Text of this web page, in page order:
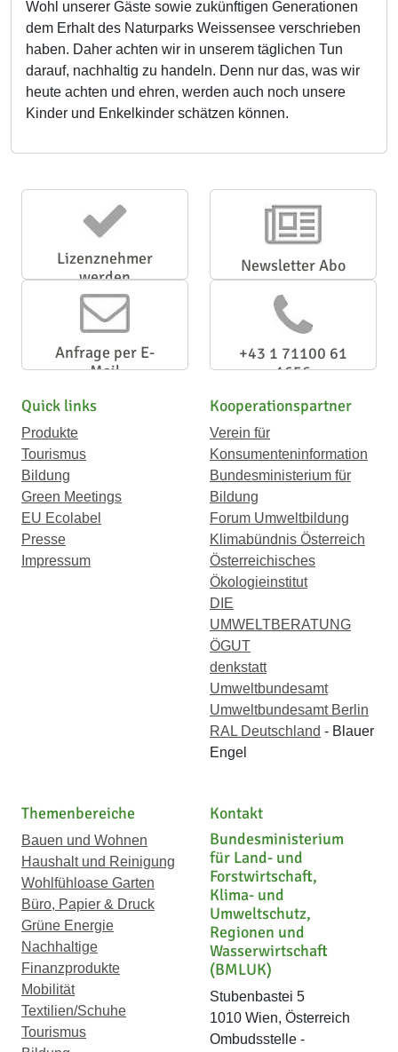
Wohl unserer Gäste sowie zukünftigen Generationen
dem Erhalt des Naturparks Weissensee verschrieben
haben. Daher achten wir in unserem täglichen Tun
darauf, nachhaltig zu handeln. Denn nur das, was wir
heute achten und ehren, werden auch noch unsere
Kinder und Enkelkinder schätzen können.
Lizenznehmer
werden
Newsletter Abo
Anfrage per E-
Mail
+43 1 71100 61
1656
Quick links
Produkte
Tourismus
Bildung
Green Meetings
EU Ecolabel
Presse
Impressum
Kooperationspartner
Verein für
Konsumenteninformation
Bundesministerium für
Bildung
Forum Umweltbildung
Klimabündnis Österreich
Österreichisches
Ökologieinstitut
DIE
UMWELTBERATUNG
ÖGUT
denkstatt
Umweltbundesamt
Umweltbundesamt Berlin
RAL Deutschland - Blauer
Engel
Themenbereiche
Bauen und Wohnen
Haushalt und Reinigung
Wohlfühloase Garten
Büro, Papier & Druck
Grüne Energie
Nachhaltige
Finanzprodukte
Mobilität
Textilien/Schuhe
Tourismus
Kontakt
Bundesministerium
für Land- und
Forstwirtschaft,
Klima- und
Umweltschutz,
Regionen und
Wasserwirtschaft
(BMLUK)
Stubenbastei 5
1010 Wien, Österreich
Ombudsstelle -